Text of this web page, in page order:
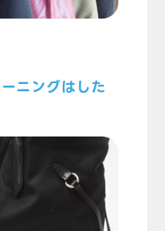
ニングはした